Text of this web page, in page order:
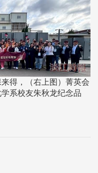
得，（右上图）菁英会
系校友朱秋龙纪念品